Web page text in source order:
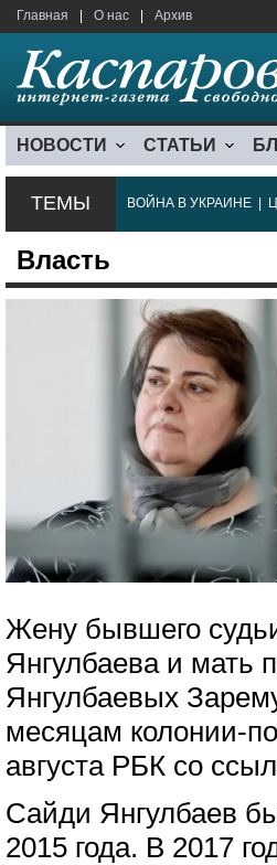
Главная О нас Архив
НОВОСТИ СТАТЬИ
ТЕМЫ ВОЙНА В УКРАИНЕ
Власть
Жену бывшего
Янгулбаева и мать
Янгулбаевых
месяцам колонии-
августа РБК со
Сайди Янгулбаев
2015 года. В 2017